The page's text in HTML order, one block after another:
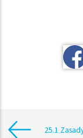
25.1